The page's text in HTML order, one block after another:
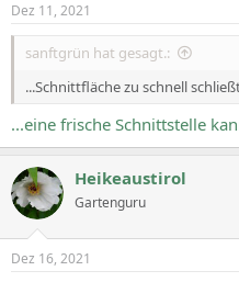
Dez 11, 2021
sanftgrün hat gesagt.:
...Schnittfläche zu schnell
...eine frische Schnittstelle
Heikeaustirol
Gartenguru
Dez 16, 2021